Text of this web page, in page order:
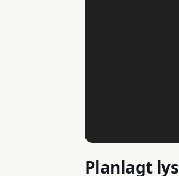
Planlagt